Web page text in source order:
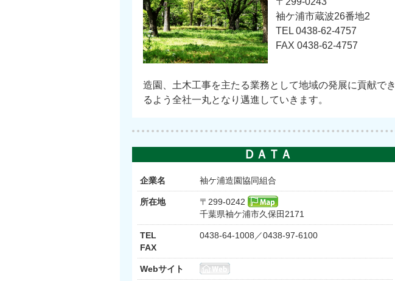
袖ケ浦市蔵波26番地2
TEL 0438-62-4757
FAX 0438-62-4757
造園、土木工事を主たる業務として地域の発展に貢献でき
るよう全社一丸となり邁進していきます。
ＤＡＴＡ
企業名 袖ケ浦造園協同組合
所在地
〒299-0242
千葉県袖ケ浦市久保田2171
TEL
FAX
0438-64-1008／0438-97-6100
Webサイト